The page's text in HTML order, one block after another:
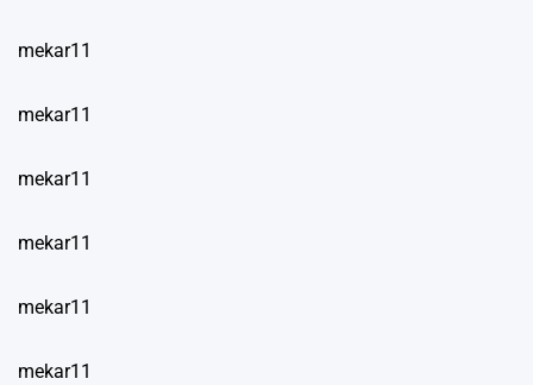
mekar11
mekar11
mekar11
mekar11
mekar11
mekar11